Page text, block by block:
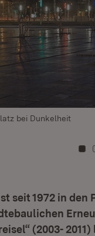
bei Dunkelheit
seit 1972 in
(2003-